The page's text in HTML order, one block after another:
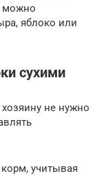
можно
яблоко или
сухими
не нужно
учитывая